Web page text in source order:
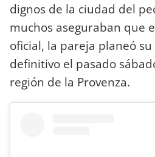
dignos de la ciudad del
muchos aseguraban que
oficial, la pareja planeó
definitivo el pasado
región de la Provenza.